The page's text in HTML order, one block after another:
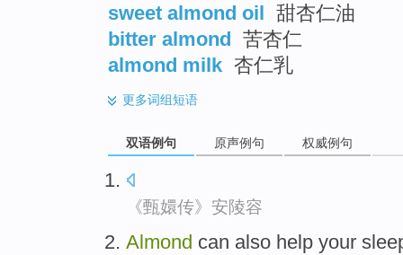
sweet almond oil
甜杏仁油
bitter almond
苦杏仁
almond milk 杏仁乳
更多词组短语
双语例句 原声例句 权威例句
《甄嬛传》安陵容
Almond can also help your